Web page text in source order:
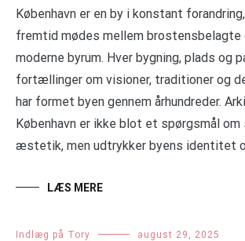
København er en by i konstant
fremtid mødes mellem brostensbelagte
moderne byrum. Hver bygning, plads og
fortællinger om visioner, traditioner og
har formet byen gennem århundreder.
København er ikke blot et spørgsmål
æstetik, men udtrykker byens identitet
LÆS MERE
Indlæg på Tory august 29, 2025